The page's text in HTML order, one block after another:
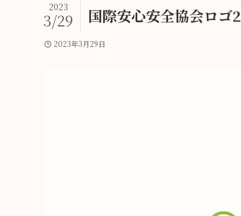
国際安心安全協会ロゴ2
2023
3/29
2023年3月29日